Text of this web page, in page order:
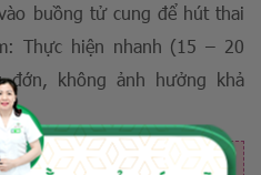
buồng tử cung để hút thai
Thực hiện nhanh (15 – 20
đớn, không ảnh hưởng khả
chị em được sử dụng miễn